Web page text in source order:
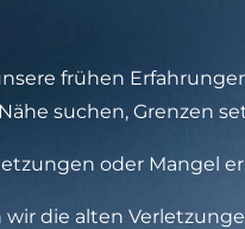
frühen
suchen, Grenzen
oder Mangel
wir die alten